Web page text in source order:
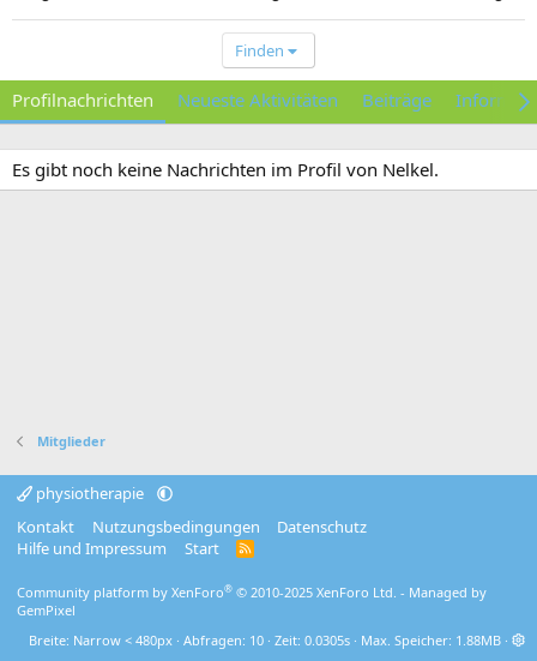
Finden
Profilnachrichten Neueste Aktivitäten Beiträge
Es gibt noch keine Nachrichten im Profil von Nelkel.
Mitglieder
physiotherapie
Kontakt
Nutzungsbedingungen
Datenschutz
Hilfe und Impressum
Start
R
Community platform by XenForo® © 2010-2025 XenForo Ltd. - Managed by
GemPixel
Breite
Abfragen 10 Zeit 0.0305s Max. Speicher 1.88MB